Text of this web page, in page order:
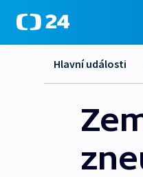
Hlavní události